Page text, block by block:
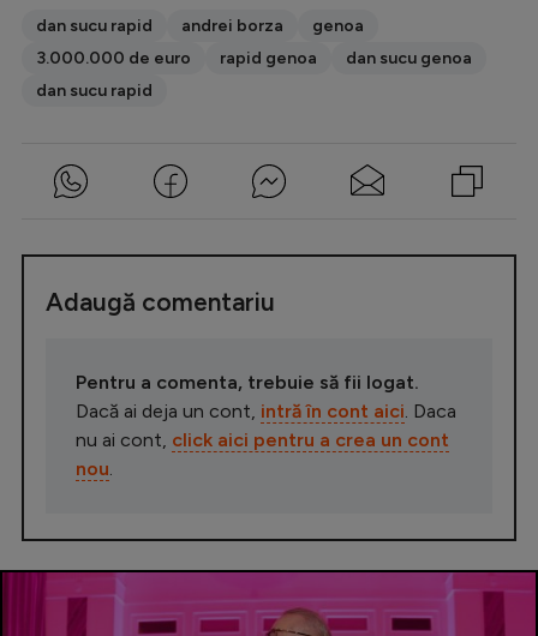
dan sucu rapid andrei borza
genoa
3.000.000 de euro
rapid genoa
dan sucu genoa
dan sucu rapid
Adaugă comentariu
Pentru a comenta, trebuie să fii logat.
Dacă ai deja un cont, intră în cont aici. Daca
nu ai cont, click aici pentru a crea un cont
nou.